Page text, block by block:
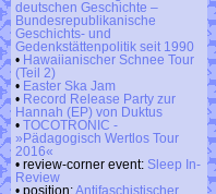
deutschen Geschichte –
Bundesrepublikanische
Geschichts- und
Gedenkstättenpolitik seit 1990
• Hawaiianischer Schnee Tour
(Teil 2)
• Easter Ska Jam
• Record Release Party zur
Hannah (EP) von Duktus
• TOCOTRONIC -
»Pädagogisch Wertlos Tour
2016«
• review-corner event: Sleep In-
Review
• position:Antifaschistischer